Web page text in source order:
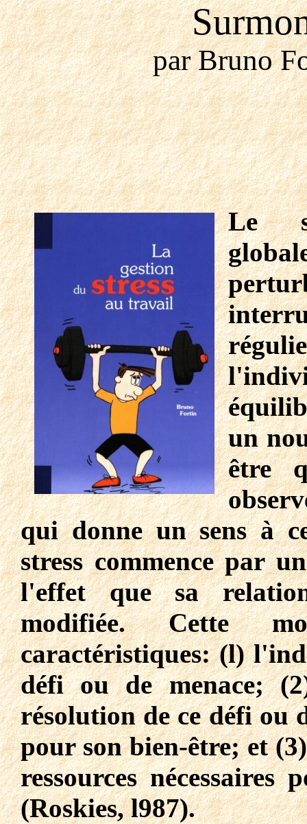
par Bruno
Le
un
être
qui donne un sens à
stress commence par
l'effet que sa
modifiée. Cette
caractéristiques: (l)
défi ou de menace;
résolution de ce défi ou
pour son bien-être; et
ressources nécessaires
(Roskies, l987).